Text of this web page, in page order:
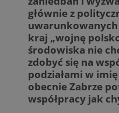
głównie z
uwarunkowanych
kraj „wojnę
środowiska nie
zdobyć się na
podziałami w
obecnie Zabrze
współpracy jak